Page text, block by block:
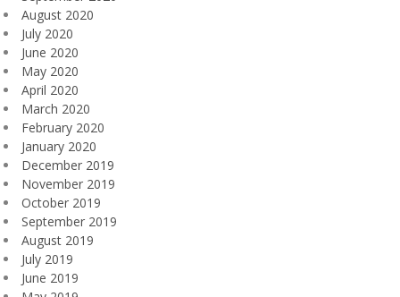
August 2020
July 2020
June 2020
May 2020
April 2020
March 2020
February 2020
January 2020
December 2019
November 2019
October 2019
September 2019
August 2019
July 2019
June 2019